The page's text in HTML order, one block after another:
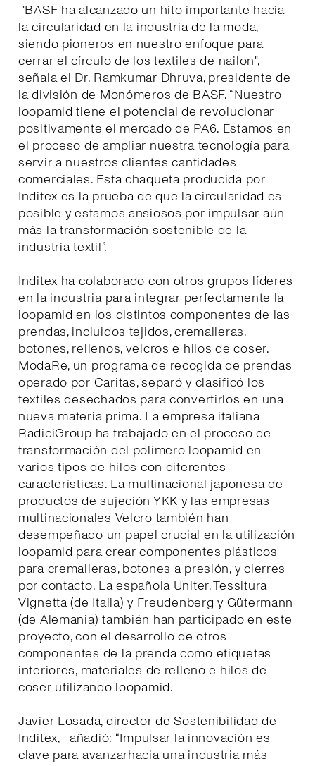
"BASF ha alcanzado un hito importante hacia
la circularidad en la industria de la moda,
siendo pioneros en nuestro enfoque para
cerrar el círculo de los textiles de nailon",
señala el Dr. Ramkumar Dhruva, presidente de
la división de Monómeros de BASF. “Nuestro
loopamid tiene el potencial de revolucionar
positivamente el mercado de PA6. Estamos en
el proceso de ampliar nuestra tecnología para
servir a nuestros clientes cantidades
comerciales. Esta chaqueta producida por
Inditex es la prueba de que la circularidad es
posible y estamos ansiosos por impulsar aún
más la transformación sostenible de la
industria textil”.
Inditex ha colaborado con otros grupos líderes
en la industria para integrar perfectamente la
loopamid en los distintos componentes de las
prendas, incluidos tejidos, cremalleras,
botones, rellenos, velcros e hilos de coser.
ModaRe, un programa de recogida de prendas
operado por Caritas, separó y clasificó los
textiles desechados para convertirlos en una
nueva materia prima. La empresa italiana
RadiciGroup ha trabajado en el proceso de
transformación del polímero loopamid en
varios tipos de hilos con diferentes
características. La multinacional japonesa de
productos de sujeción YKK y las empresas
multinacionales Velcro también han
desempeñado un papel crucial en la utilización
loopamid para crear componentes plásticos
para cremalleras, botones a presión, y cierres
por contacto. La española Uniter, Tessitura
Vignetta (de Italia) y Freudenberg y Gütermann
(de Alemania) también han participado en este
proyecto, con el desarrollo de otros
componentes de la prenda como etiquetas
interiores, materiales de relleno e hilos de
coser utilizando loopamid.
Javier Losada, director de Sostenibilidad de
Inditex, añadió: “Impulsar la innovación es
clave para avanzarhacia una industria más